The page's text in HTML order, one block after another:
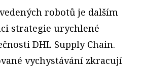
robotů je dalším
strategie urychlené
DHL Supply Chain.
vychystávání zkracují